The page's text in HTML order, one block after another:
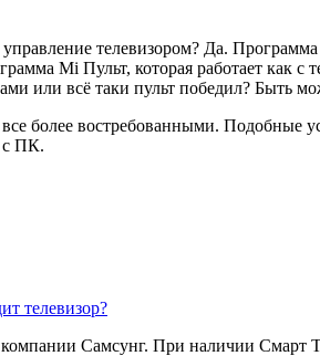
телевизором? Да.
Mi Пульт, которая работает как
или всё таки пульт победил? Быть
более востребованными. Подобные
с ПК.
телевизор?
Самсунг. При наличии